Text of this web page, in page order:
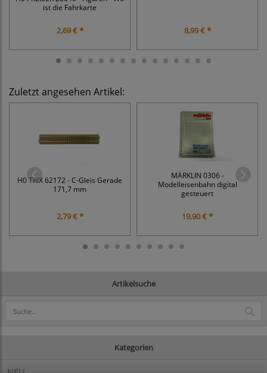
Artikelsuche
Kategorien
ist die Fahrkarte
2,69 € * 8,99 € *
Zuletzt angesehen Artikel:
H0 TRIX 62172 - C-Gleis Gerade
171,7 mm
2,79 € *
MÄRKLIN 0306 -
Modelleisenbahn digital
gesteuert
19,90 € *